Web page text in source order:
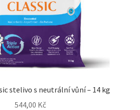
Veterinární a prémiová výživa
stelivo s neutrální vůní – 14 kg
544,00 Kč